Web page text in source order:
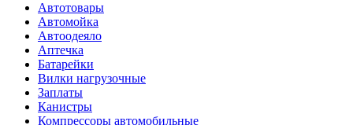
Автотовары
Автомойка
Автоодеяло
Аптечка
Батарейки
Вилки нагрузочные
Заплаты
Канистры
Компрессоры автомобильные